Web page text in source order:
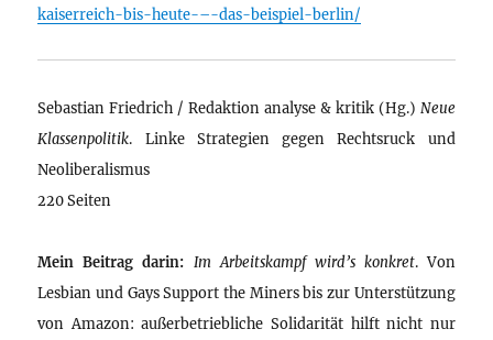
kaiserreich-bis-heute-–-das-beispiel-berlin/
Sebastian Friedrich / Redaktion analyse & kritik (Hg.) Neue
Klassenpolitik. Linke Strategien gegen Rechtsruck und
Neoliberalismus
220 Seiten
Mein Beitrag darin: Im Arbeitskampf wird’s konkret. Von
Lesbian und Gays Support the Miners bis zur Unterstützung
von Amazon: außerbetriebliche Solidarität hilft nicht nur